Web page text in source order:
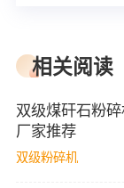
相关阅读
双级煤矸石粉
厂家推荐
双级粉碎机